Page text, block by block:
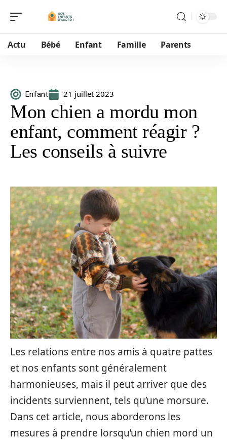
Actu Bébé Enfant Famille Parents
Enfant 21 juillet 2023
Mon chien a mordu mon
enfant, comment réagir ?
Les conseils à suivre
Les relations entre nos amis à quatre pattes
et nos enfants sont généralement
harmonieuses, mais il peut arriver que des
incidents surviennent, tels qu’une morsure.
Dans cet article, nous aborderons les
mesures à prendre lorsqu’un chien mord un